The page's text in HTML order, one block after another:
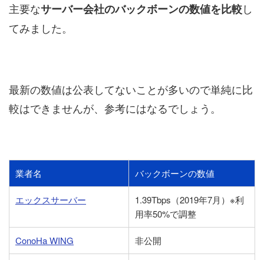
主要なサーバー会社のバックボーンの数値を比較し
てみました。
最新の数値は公表してないことが多いので単純に比
較はできませんが、参考にはなるでしょう。
業者名 バックボーンの数値
エックスサーバー
1.39Tbps（2019年7月）※利
用率50%で調整
ConoHa WING 非公開